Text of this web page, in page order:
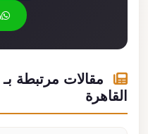
مقالات مرتبطة بـ
القاهرة